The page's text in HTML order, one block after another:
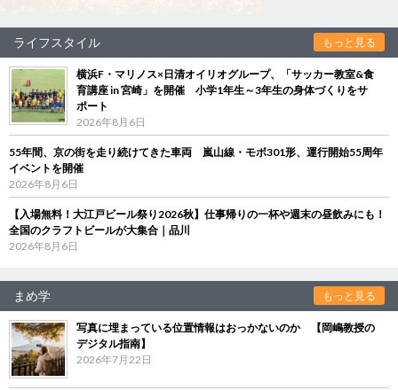
ライフスタイル もっと見る
横浜F・マリノス×日清オイリオグループ、「サッカー教室&食
育講座 in 宮崎」を開催 小学1年生～3年生の身体づくりをサ
ポート
2026年8月6日
55年間、京の街を走り続けてきた車両 嵐山線・モボ301形、運行開始55周年
イベントを開催
2026年8月6日
【入場無料！大江戸ビール祭り2026秋】仕事帰りの一杯や週末の昼飲みにも！
全国のクラフトビールが大集合｜品川
2026年8月6日
まめ学 もっと見る
写真に埋まっている位置情報はおっかないのか 【岡嶋教授の
デジタル指南】
2026年7月22日